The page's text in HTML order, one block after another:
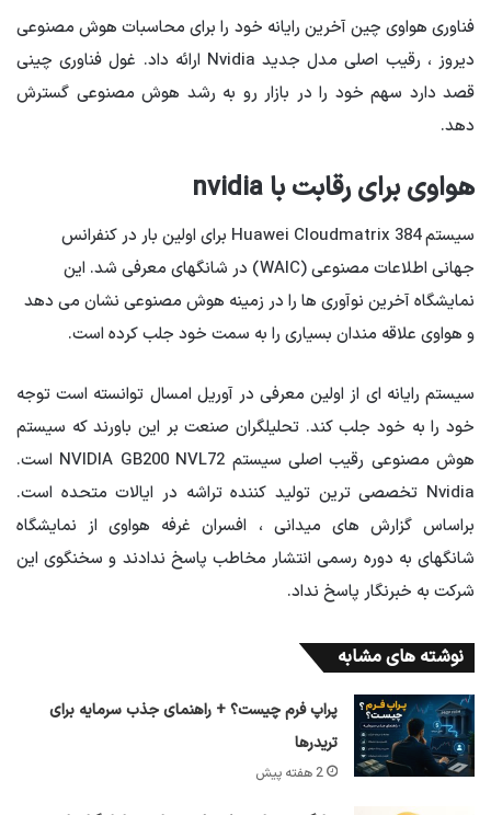
فناوری هواوی چین آخرین رایانه خود را برای محاسبات هوش مصنوعی
دیروز ، رقیب اصلی مدل جدید Nvidia ارائه داد. غول فناوری چینی
قصد دارد سهم خود را در بازار رو به رشد هوش مصنوعی گسترش
دهد.
هواوی برای رقابت با nvidia
سیستم Huawei Cloudmatrix 384 برای اولین بار در کنفرانس
جهانی اطلاعات مصنوعی (WAIC) در شانگهای معرفی شد. این
نمایشگاه آخرین نوآوری ها را در زمینه هوش مصنوعی نشان می دهد
و هواوی علاقه مندان بسیاری را به سمت خود جلب کرده است.
سیستم رایانه ای از اولین معرفی در آوریل امسال توانسته است توجه
خود را به خود جلب کند. تحلیلگران صنعت بر این باورند که سیستم
هوش مصنوعی رقیب اصلی سیستم NVIDIA GB200 NVL72 است.
Nvidia تخصصی ترین تولید کننده تراشه در ایالات متحده است.
براساس گزارش های میدانی ، افسران غرفه هواوی از نمایشگاه
شانگهای به دوره رسمی انتشار مخاطب پاسخ ندادند و سخنگوی این
شرکت به خبرنگار پاسخ نداد.
نوشته های مشابه
پراپ فرم چیست؟ + راهنمای جذب سرمایه برای
تریدرها
2 هفته پیش